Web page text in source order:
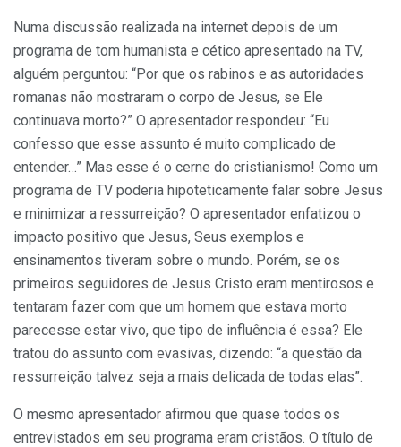
Numa discussão realizada na internet depois de um
programa de tom humanista e cético apresentado na TV,
alguém perguntou: “Por que os rabinos e as autoridades
romanas não mostraram o corpo de Jesus, se Ele
continuava morto?” O apresentador respondeu: “Eu
confesso que esse assunto é muito complicado de
entender…” Mas esse é o cerne do cristianismo! Como um
programa de TV poderia hipoteticamente falar sobre Jesus
e minimizar a ressurreição? O apresentador enfatizou o
impacto positivo que Jesus, Seus exemplos e
ensinamentos tiveram sobre o mundo. Porém, se os
primeiros seguidores de Jesus Cristo eram mentirosos e
tentaram fazer com que um homem que estava morto
parecesse estar vivo, que tipo de influência é essa? Ele
tratou do assunto com evasivas, dizendo: “a questão da
ressurreição talvez seja a mais delicada de todas elas”.
O mesmo apresentador afirmou que quase todos os
entrevistados em seu programa eram cristãos. O título de